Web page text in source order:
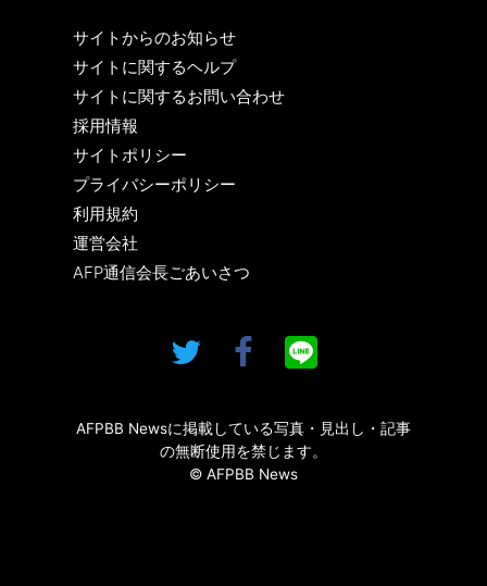
サイトからのお知らせ
サイトに関するヘルプ
サイトに関するお問い合わせ
採用情報
サイトポリシー
プライバシーポリシー
利用規約
運営会社
AFP通信会長ごあいさつ
AFPBB Newsに掲載している写真・見出し・記事
の無断使用を禁じます。
© AFPBB News